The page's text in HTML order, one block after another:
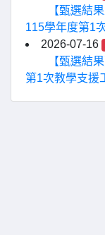
【甄選結
115學年度第1
2026-07-16
【甄選結
第1次教學支援